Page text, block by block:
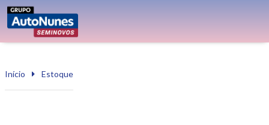
Início Estoque